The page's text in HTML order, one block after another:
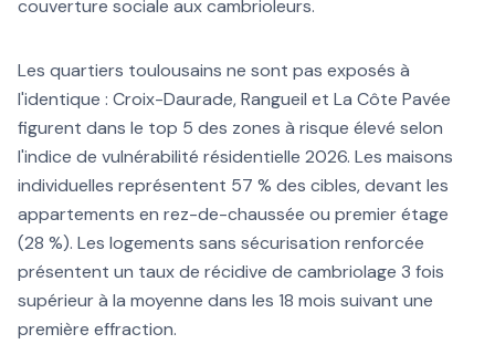
couverture sociale aux cambrioleurs.
Les quartiers toulousains ne sont pas exposés à
l'identique : Croix-Daurade, Rangueil et La Côte Pavée
figurent dans le top 5 des zones à risque élevé selon
l'indice de vulnérabilité résidentielle 2026. Les maisons
individuelles représentent 57 % des cibles, devant les
appartements en rez-de-chaussée ou premier étage
(28 %). Les logements sans sécurisation renforcée
présentent un taux de récidive de cambriolage 3 fois
supérieur à la moyenne dans les 18 mois suivant une
première effraction.